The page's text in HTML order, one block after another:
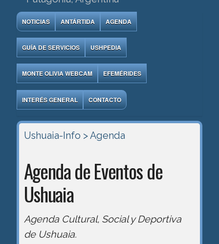
NOTICIAS ANTÁRTIDA AGENDA
GUÍA DE SERVICIOS USHPEDIA
MONTE OLIVIA WEBCAM EFEMÉRIDES
INTERÉS GENERAL CONTACTO
Ushuaia-Info > Agenda
Agenda de Eventos de
Ushuaia
Agenda Cultural, Social y Deportiva
de Ushuaia.